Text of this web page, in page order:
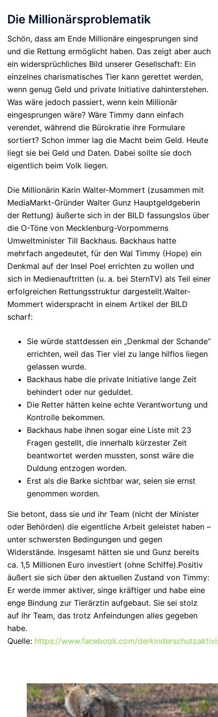
Die Millionärsproblematik
Schön, dass am Ende Millionäre eingesprungen sind
und die Rettung ermöglicht haben. Das zeigt aber auch
ein widersprüchliches Bild unserer Gesellschaft: Ein
einzelnes charismatisches Tier kann gerettet werden,
wenn genug Geld und private Initiative dahinterstehen.
Was wäre jedoch passiert, wenn kein Millionär
eingesprungen wäre? Wäre Timmy dann einfach
verendet, während die Bürokratie ihre Formulare
sortiert? Schon immer lag die Macht beim Geld. Heute
liegt sie bei Geld und Daten. Dabei sollte sie doch
eigentlich beim Volk liegen.
Die Millionärin Karin Walter-Mommert (zusammen mit
MediaMarkt-Gründer Walter Gunz Hauptgeldgeberin
der Rettung) äußerte sich in der BILD fassungslos über
die O-Töne von Mecklenburg-Vorpommerns
Umweltminister Till Backhaus. Backhaus hatte
mehrfach angedeutet, für den Wal Timmy (Hope) ein
Denkmal auf der Insel Poel errichten zu wollen und
sich in Medienauftritten (u. a. bei SternTV) als Teil einer
erfolgreichen Rettungsstruktur dargestellt.Walter-
Mommert widerspracht in einem Artikel der BILD
scharf:
Sie würde stattdessen ein „Denkmal der Schande“
errichten, weil das Tier viel zu lange hilflos liegen
gelassen wurde.
Backhaus habe die private Initiative lange Zeit
behindert oder nur geduldet.
Die Retter hätten keine echte Verantwortung und
Kontrolle bekommen.
Backhaus habe ihnen sogar eine Liste mit 23
Fragen gestellt, die innerhalb kürzester Zeit
beantwortet werden mussten, sonst wäre die
Duldung entzogen worden.
Erst als die Barke sichtbar war, seien sie ernst
genommen worden.
Sie betont, dass sie und ihr Team (nicht der Minister
oder Behörden) die eigentliche Arbeit geleistet haben –
unter schwersten Bedingungen und gegen
Widerstände. Insgesamt hätten sie und Gunz bereits
ca. 1,5 Millionen Euro investiert (ohne Schiffe).Positiv
äußert sie sich über den aktuellen Zustand von Timmy:
Er werde immer aktiver, singe kräftiger und habe eine
enge Bindung zur Tierärztin aufgebaut. Sie sei stolz
auf ihr Team, das trotz Anfeindungen alles gegeben
habe.
Quelle: https://www.facebook.com/